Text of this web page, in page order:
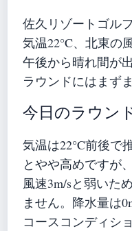
佐久リゾートゴル
気温22°C、北東の
午後から晴れ間が
ラウンドにはまず
今日のラウン
気温は22°C前後で
とやや高めですが、
風速3m/sと弱いた
ません。降水量は
コースコンディシ